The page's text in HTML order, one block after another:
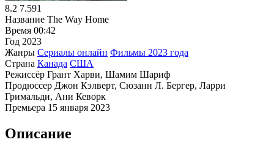
8.2 7.591
Название The Way Home
Время 00:42
Год 2023
Жанры Сериалы онлайн Фильмы 2023 года
Страна Канада США
Режиссёр Грант Харви, Шамим Шариф
Продюссер Джон Кэлверт, Сюзанн Л. Бергер, Ларри
Гримальди, Ани Кеворк
Премьера 15 января 2023
Описание